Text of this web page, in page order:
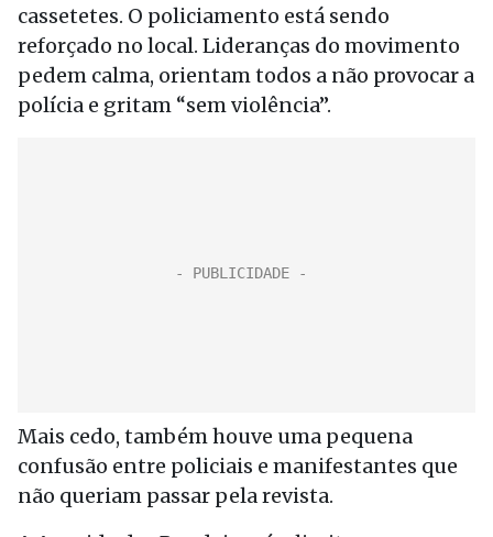
cassetetes. O policiamento está sendo
reforçado no local. Lideranças do movimento
pedem calma, orientam todos a não provocar a
polícia e gritam “sem violência”.
Mais cedo, também houve uma pequena
confusão entre policiais e manifestantes que
não queriam passar pela revista.